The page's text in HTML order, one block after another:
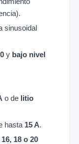
sinusoidal
y bajo nivel
o de litio
hasta 15 A.
18 o 20